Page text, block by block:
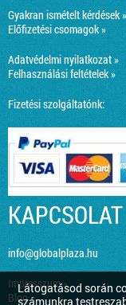
Látogatásod során
számunkra
Gyakran ismételt kérdések »
Előfizetési csomagok »
Adatvédelmi nyilatkozat »
Felhasználási feltételek »
Fizetési szolgáltatónk:
KAPCSOLAT
info@globalplaza.hu
Impresszum »
Blog »